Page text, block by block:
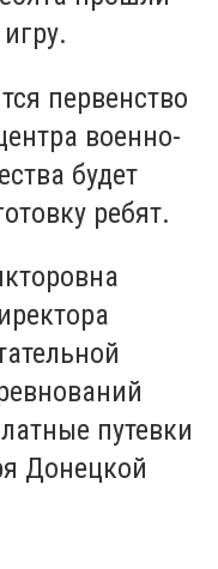
первенство
военно-
будет
ребят.
путевки
Донецкой